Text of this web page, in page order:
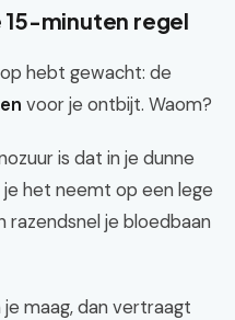
minuten regel
hebt gewacht: de
voor je ontbijt. Waom?
is dat in je dunne
het neemt op een lege
razendsnel je bloedbaan
maag, dan vertraagt